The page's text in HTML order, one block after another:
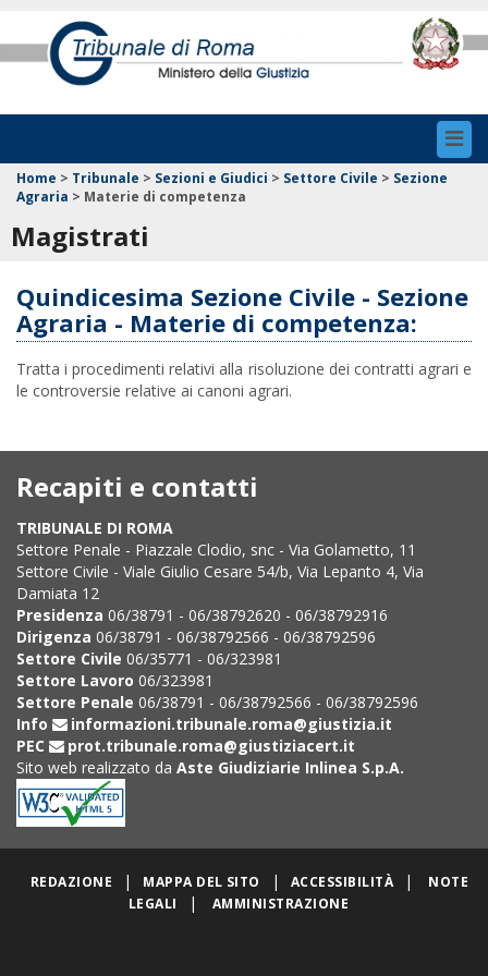
Home > Tribunale > Sezioni e Giudici > Settore Civile > Sezione
Agraria > Materie di competenza
Magistrati
Quindicesima Sezione Civile - Sezione
Agraria - Materie di competenza:
Tratta i procedimenti relativi alla risoluzione dei contratti agrari e
le controversie relative ai canoni agrari.
Recapiti e contatti
TRIBUNALE DI ROMA
Settore Penale - Piazzale Clodio, snc - Via Golametto, 11
Settore Civile - Viale Giulio Cesare 54/b, Via Lepanto 4, Via
Damiata 12
Presidenza 06/38791 - 06/38792620 - 06/38792916
Dirigenza 06/38791 - 06/38792566 - 06/38792596
Settore Civile 06/35771 - 06/323981
Settore Lavoro 06/323981
Settore Penale 06/38791 - 06/38792566 - 06/38792596
Info
informazioni.tribunale.roma@giustizia.it
PEC
prot.tribunale.roma@giustiziacert.it
Sito web realizzato da Aste Giudiziarie Inlinea S.p.A.
REDAZIONE | MAPPA DEL SITO | ACCESSIBILITÀ |
NOTE
LEGALI
| AMMINISTRAZIONE